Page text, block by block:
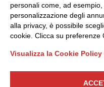
Internazionalizzazione
Privacy
Seguici
personali come, ad
personalizzazione degli
alla privacy, è possibile
cookie. Clicca su preferenze
Visualizza la Cookie Policy